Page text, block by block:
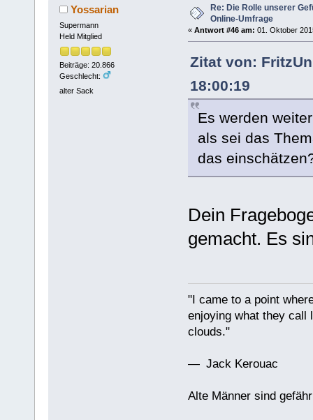
Yossarian
Supermann
Held Mitglied
Beiträge: 20.866
Geschlecht:
alter Sack
Re: Die Rolle unserer
Online-Umfrage
« Antwort #46 am: 01. Oktober
Zitat von:
18:00:19
Es werden
als sei das
das
Dein
gemacht. Es
"I came to a point
enjoying what they call
clouds."
— Jack Kerouac
Alte Männer sind